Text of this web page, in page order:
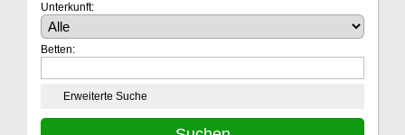
Unterkunft:
Betten:
Erweiterte Suche